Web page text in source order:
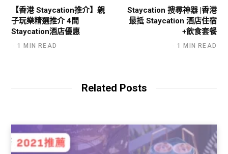
【香港 Staycation推介】親
子玩樂精選推介 4間
Staycation酒店優惠
1 MIN READ
Staycation 搜尋神器 |香港
最抵 Staycation 酒店住宿
+飲食套餐
1 MIN READ
Related Posts